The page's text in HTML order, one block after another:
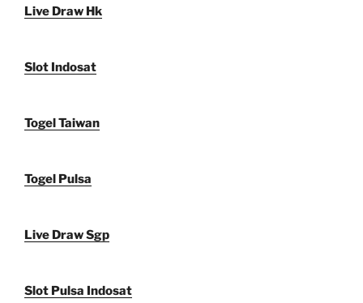
Live Draw Hk
Slot Indosat
Togel Taiwan
Togel Pulsa
Live Draw Sgp
Slot Pulsa Indosat